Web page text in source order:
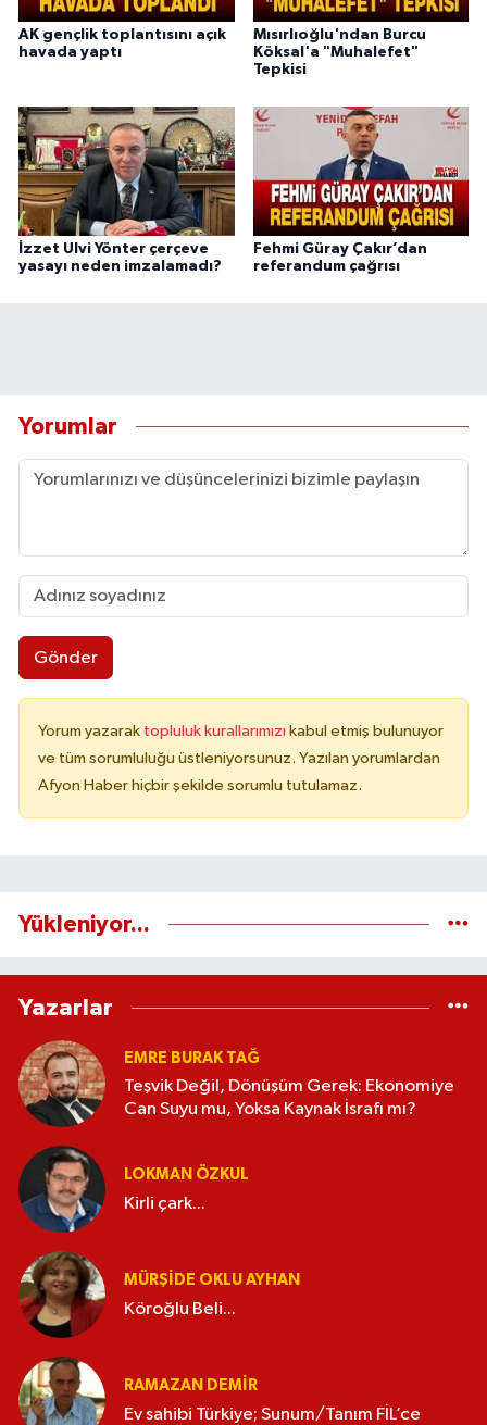
AK gençlik toplantısını açık
havada yaptı
Mısırlıoğlu'ndan Burcu
Köksal'a "Muhalefet"
Tepkisi
İzzet Ulvi Yönter çerçeve
yasayı neden imzalamadı?
Fehmi Güray Çakır’dan
referandum çağrısı
Yorumlar
Gönder
Yorum yazarak topluluk kurallarımızı kabul etmiş bulunuyor
ve tüm sorumluluğu üstleniyorsunuz. Yazılan yorumlardan
Afyon Haber hiçbir şekilde sorumlu tutulamaz.
Yükleniyor...
Yazarlar
EMRE BURAK TAĞ
Teşvik Değil, Dönüşüm Gerek: Ekonomiye
Can Suyu mu, Yoksa Kaynak İsrafı mı?
LOKMAN ÖZKUL
Kirli çark...
MÜRŞIDE OKLU AYHAN
Köroğlu Beli...
RAMAZAN DEMİR
Ev sahibi Türkiye; Sunum/Tanım FİL’ce